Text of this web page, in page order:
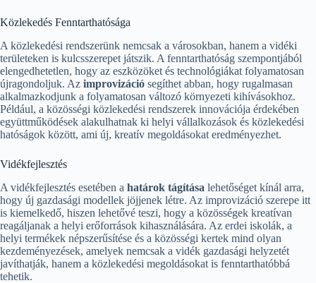
Közlekedés Fenntarthatósága
A közlekedési rendszerünk nemcsak a városokban, hanem a vidéki
területeken is kulcsszerepet játszik. A fenntarthatóság szempontjából
elengedhetetlen, hogy az eszközöket és technológiákat folyamatosan
újragondoljuk. Az improvizáció segíthet abban, hogy rugalmasan
alkalmazkodjunk a folyamatosan változó környezeti kihívásokhoz.
Például, a közösségi közlekedési rendszerek innovációja érdekében
együttműködések alakulhatnak ki helyi vállalkozások és közlekedési
hatóságok között, ami új, kreatív megoldásokat eredményezhet.
Vidékfejlesztés
A vidékfejlesztés esetében a határok tágítása lehetőséget kínál arra,
hogy új gazdasági modellek jöjjenek létre. Az improvizáció szerepe itt
is kiemelkedő, hiszen lehetővé teszi, hogy a közösségek kreatívan
reagáljanak a helyi erőforrások kihasználására. Az erdei iskolák, a
helyi termékek népszerűsítése és a közösségi kertek mind olyan
kezdeményezések, amelyek nemcsak a vidék gazdasági helyzetét
javíthatják, hanem a közlekedési megoldásokat is fenntarthatóbbá
tehetik.